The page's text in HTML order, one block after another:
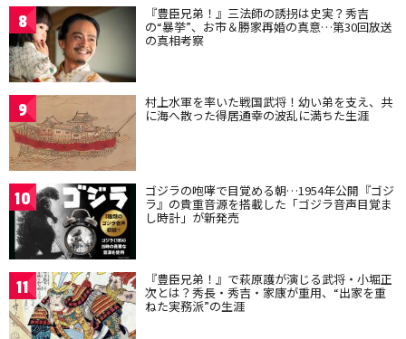
8 『豊臣兄弟！』三法師の誘拐は史実？秀吉
の“暴挙”、お市＆勝家再婚の真意…第30回放送
の真相考察
9 村上水軍を率いた戦国武将！幼い弟を支え、共
に海へ散った得居通幸の波乱に満ちた生涯
10 ゴジラの咆哮で目覚める朝…1954年公開『ゴジ
ラ』の貴重音源を搭載した「ゴジラ音声目覚ま
し時計」が新発売
11 『豊臣兄弟！』で萩原護が演じる武将・小堀正
次とは？秀長・秀吉・家康が重用、“出家を重
ねた実務派”の生涯